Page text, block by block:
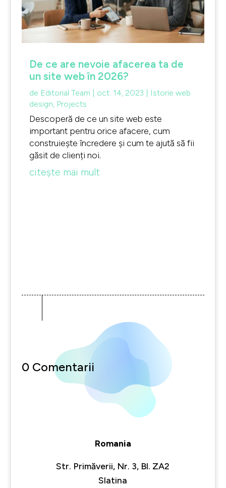
De ce are nevoie afacerea ta de
un site web în 2026?
de Editorial Team oct. 14, 2023
Istorie web
design, Projects
Descoperă de ce un site web este
important pentru orice afacere, cum
construiește încredere și cum te ajută să fii
găsit de clienți noi.
citește mai mult
0 Comentarii
Romania
Str. Primăverii, Nr. 3, Bl. ZA2
Slatina